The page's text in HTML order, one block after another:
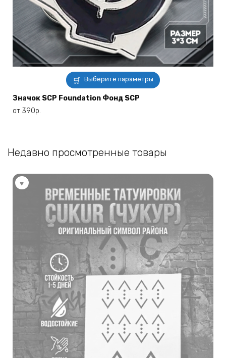
Выберите параметры
Этот
товар
имеет
выбрать
странице
Значок SCP Foundation Фонд SCP
от 390р.
Недавно просмотренные товары